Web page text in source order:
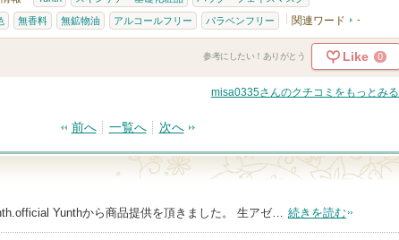
無香料 無鉱物油 アルコールフリー パラベンフリー 関連ワード -
参考にしたい！ありがとう Like 0
misa0335さんのクチコミをもっとみる
前へ 一覧へ 次へ
Yunthから商品提供を頂きました。 生アゼ… 続きを読む